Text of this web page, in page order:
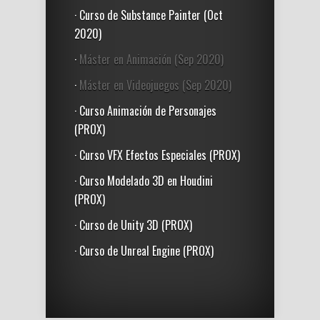
· Curso de Substance Painter (Oct
2020)
· Máster en Animación (Sep 2020)
· Máster en Videojuegos (Sep 2020)
· Curso Animación de Personajes
(PROX)
· Curso VFX Efectos Especiales (PROX)
· Curso Modelado 3D en Houdini
(PROX)
· Curso de Unity 3D (PROX)
· Curso de Unreal Engine (PROX)